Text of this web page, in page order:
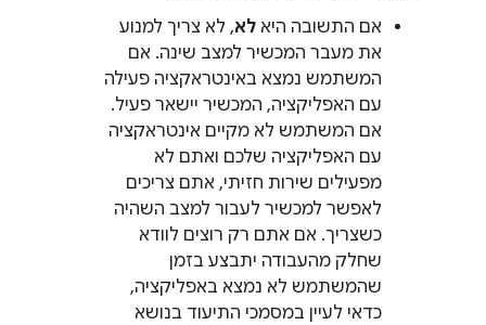
אם התשובה היא לא, לא צריך למנוע
את מעבר המכשיר למצב שינה. אם
המשתמש נמצא באינטראקציה פעילה
עם האפליקציה, המכשיר יישאר פעיל.
אם המשתמש לא מקיים אינטראקציה
עם האפליקציה שלכם ואתם לא
מפעילים שירות חזיתי, אתם צריכים
לאפשר למכשיר לעבור למצב השהיה
כשצריך. אם אתם רק רוצים לוודא
שחלק מהעבודה יתבצע בזמן
שהמשתמש לא נמצא באפליקציה,
כדאי לעיין במסמכי התיעוד בנושא